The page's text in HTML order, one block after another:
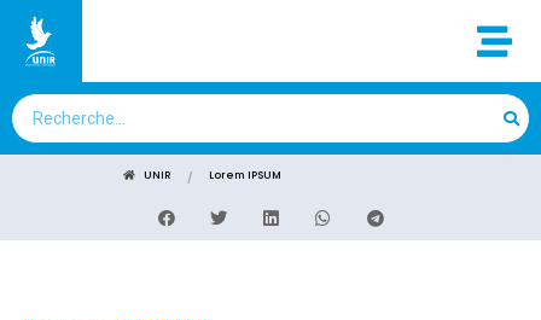
UNIR Lorem IPSUM